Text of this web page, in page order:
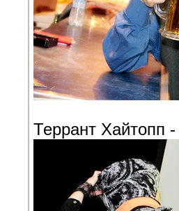
Террант Хайтопп